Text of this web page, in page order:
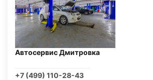
Автосервис Дмитровка
+7 (499) 110-28-43